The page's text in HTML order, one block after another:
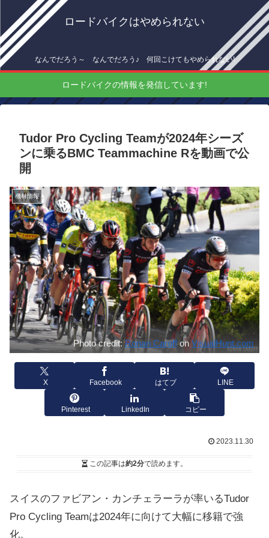
ロードバイクはやめられない
なんでだろう～ なんでだろう♪ 何回こけてもやめられない!
ロードバイクの情報を発信しています!
Tudor Pro Cycling Teamが2024年シーズ
ンに乗るBMC Teammachine Rを動画で公
開
機材情報
Photo credit:Ronan CaroffonVisualHunt.com
X Facebook はてブ LINE
Pinterest LinkedIn コピー
2023.11.30
この記事は約2分で読めます。
スイスのファビアン・カンチェラーラが率いるTudor
Pro Cycling Teamは2024年に向けて大幅に移籍で強
化。